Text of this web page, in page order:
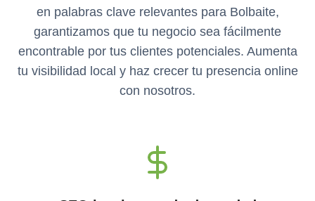
en palabras clave relevantes para Bolbaite,
garantizamos que tu negocio sea fácilmente
encontrable por tus clientes potenciales. Aumenta
tu visibilidad local y haz crecer tu presencia online
con nosotros.